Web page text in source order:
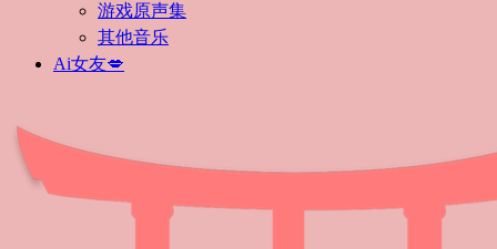
游戏原声集
其他音乐
Ai女友💋